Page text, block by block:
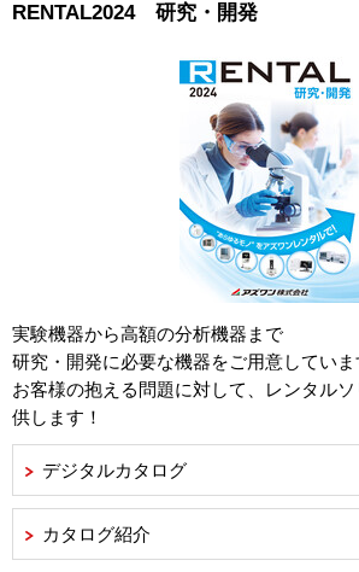
RENTAL2024 研究・開発
実験機器から高額の分析機器まで
研究・開発に必要な機器をご用意していま
お客様の抱える問題に対して、レンタル
供します！
デジタルカタログ
カタログ紹介